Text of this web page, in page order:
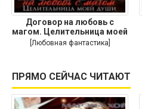
Договор на любовь с
магом. Целительница моей
души
[Любовная фантастика]
ПРЯМО СЕЙЧАС ЧИТАЮТ